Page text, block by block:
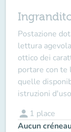
Postazione
lettura
ottico dei
portare con te
quelle
istruzioni
person 1 place
Aucun